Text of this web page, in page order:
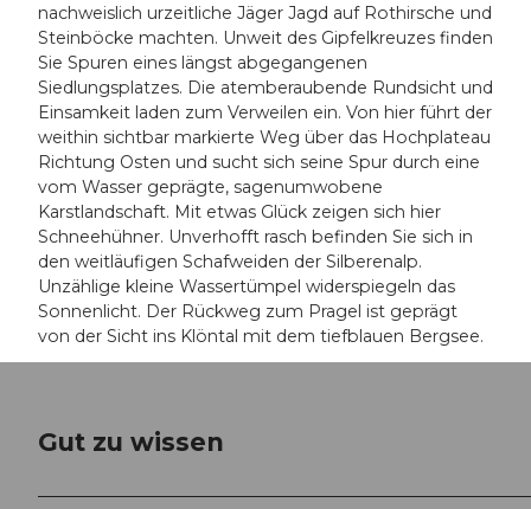
nachweislich urzeitliche Jäger Jagd auf Rothirsche und
Steinböcke machten. Unweit des Gipfelkreuzes finden
Sie Spuren eines längst abgegangenen
Siedlungsplatzes. Die atemberaubende Rundsicht und
Einsamkeit laden zum Verweilen ein. Von hier führt der
weithin sichtbar markierte Weg über das Hochplateau
Richtung Osten und sucht sich seine Spur durch eine
vom Wasser geprägte, sagenumwobene
Karstlandschaft. Mit etwas Glück zeigen sich hier
Schneehühner. Unverhofft rasch befinden Sie sich in
den weitläufigen Schafweiden der Silberenalp.
Unzählige kleine Wassertümpel widerspiegeln das
Sonnenlicht. Der Rückweg zum Pragel ist geprägt
von der Sicht ins Klöntal mit dem tiefblauen Bergsee.
Gut zu wissen